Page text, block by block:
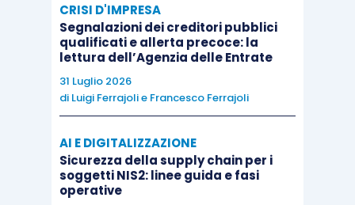
CRISI D'IMPRESA
Segnalazioni dei creditori pubblici
qualificati e allerta precoce: la
lettura dell’Agenzia delle Entrate
31 Luglio 2026
di Luigi Ferrajolie Francesco Ferrajoli
AI E DIGITALIZZAZIONE
Sicurezza della supply chain per i
soggetti NIS2: linee guida e fasi
operative